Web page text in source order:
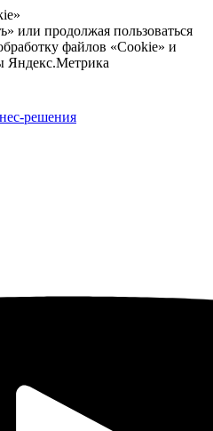
или продолжая пользоваться
файлов «Cookie» и
Яндекс.Метрика
решения